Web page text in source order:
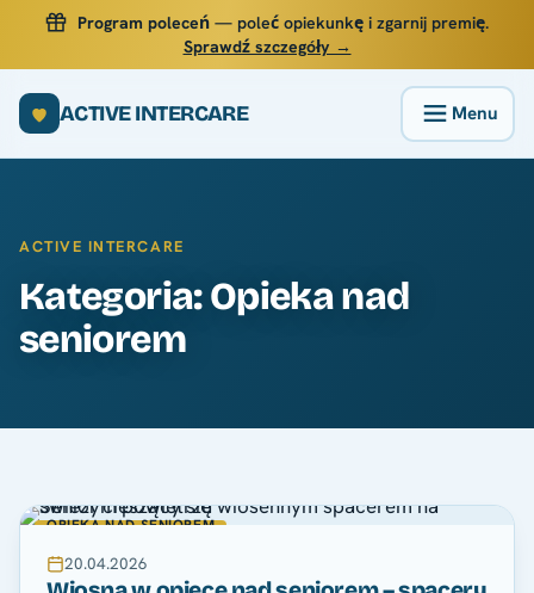
Program poleceń — poleć opiekunkę i zgarnij premię.
Sprawdź szczegóły →
ACTIVE INTERCARE
ACTIVE INTERCARE
Kategoria: Opieka nad
seniorem
OPIEKA NAD SENIOREM
20.04.2026